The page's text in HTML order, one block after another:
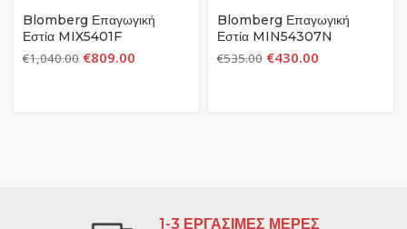
Blomberg Επαγωγική
Εστία MIX5401F
€1,040.00 €809.00
Blomberg Επαγωγική
Εστία MIN54307N
€535.00 €430.00
1-3 ΕΡΓΑΣΙΜΕΣ ΜΕΡΕΣ